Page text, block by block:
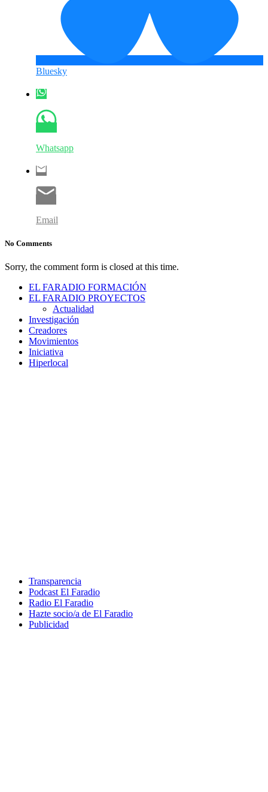
Bluesky
Whatsapp
Email
No Comments
Sorry, the comment form is closed at this time.
EL FARADIO FORMACIÓN
EL FARADIO PROYECTOS
Actualidad
Investigación
Creadores
Movimientos
Iniciativa
Hiperlocal
Transparencia
Podcast El Faradio
Radio El Faradio
Hazte socio/a de El Faradio
Publicidad